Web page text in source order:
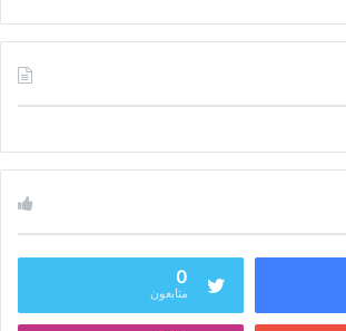
0
متابعون